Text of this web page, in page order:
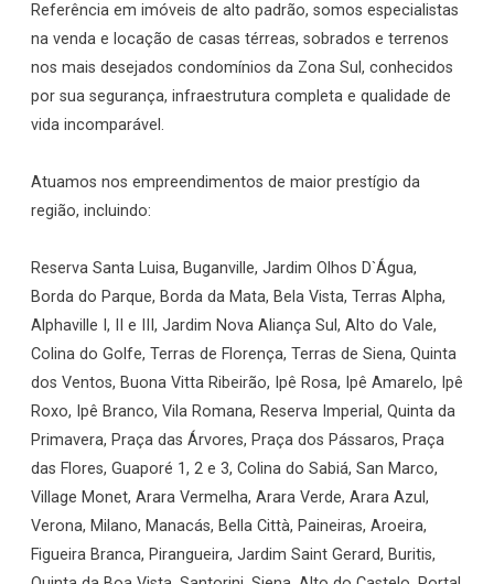
Referência em imóveis de alto padrão, somos especialistas
na venda e locação de casas térreas, sobrados e terrenos
nos mais desejados condomínios da Zona Sul, conhecidos
por sua segurança, infraestrutura completa e qualidade de
vida incomparável.
Atuamos nos empreendimentos de maior prestígio da
região, incluindo:
Reserva Santa Luisa, Buganville, Jardim Olhos D`Água,
Borda do Parque, Borda da Mata, Bela Vista, Terras Alpha,
Alphaville I, II e III, Jardim Nova Aliança Sul, Alto do Vale,
Colina do Golfe, Terras de Florença, Terras de Siena, Quinta
dos Ventos, Buona Vitta Ribeirão, Ipê Rosa, Ipê Amarelo, Ipê
Roxo, Ipê Branco, Vila Romana, Reserva Imperial, Quinta da
Primavera, Praça das Árvores, Praça dos Pássaros, Praça
das Flores, Guaporé 1, 2 e 3, Colina do Sabiá, San Marco,
Village Monet, Arara Vermelha, Arara Verde, Arara Azul,
Verona, Milano, Manacás, Bella Città, Paineiras, Aroeira,
Figueira Branca, Pirangueira, Jardim Saint Gerard, Buritis,